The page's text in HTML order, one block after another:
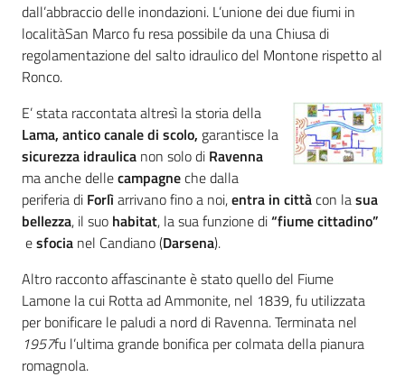
dall’abbraccio delle inondazioni. L’unione dei due fiumi in
localitàSan Marco fu resa possibile da una Chiusa di
regolamentazione del salto idraulico del Montone rispetto al
Ronco.
E’ stata raccontata altresì la storia della
Lama, antico canale di scolo, garantisce la
sicurezza idraulica non solo di Ravenna
ma anche dellecampagneche dalla
periferia di Forlìarrivano fino a noi,entra in cittàcon lasua
bellezza, il suo habitat, la sua funzione di“fiume cittadino”
esfocia nel Candiano (Darsena).
Altro racconto affascinante è stato quello del Fiume
Lamone la cui Rotta ad Ammonite, nel 1839, fu utilizzata
per bonificare le paludi a nord di Ravenna. Terminata nel
1957fu l’ultima grande bonifica per colmata della pianura
romagnola.